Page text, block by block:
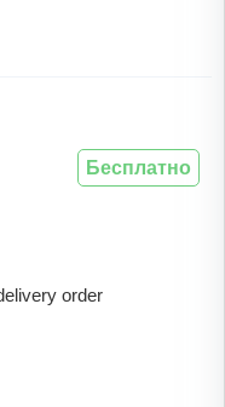
order
Бесплатно